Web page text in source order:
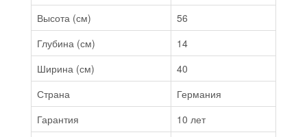
Высота (см)
56
Глубина (см)
14
Ширина (см)
40
Страна
Германия
Гарантия
10 лет